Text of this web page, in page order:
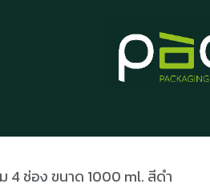
4 ช่อง ขนาด 1000 ml. สีดำ